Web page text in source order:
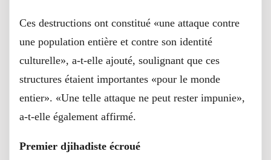
Ces destructions ont constitué «une attaque contre
une population entière et contre son identité
culturelle», a-t-elle ajouté, soulignant que ces
structures étaient importantes «pour le monde
entier». «Une telle attaque ne peut rester impunie»,
a-t-elle également affirmé.
Premier djihadiste écroué